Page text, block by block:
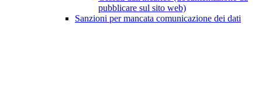
pubblicare sul sito web)
Sanzioni per mancata comunicazione dei dati